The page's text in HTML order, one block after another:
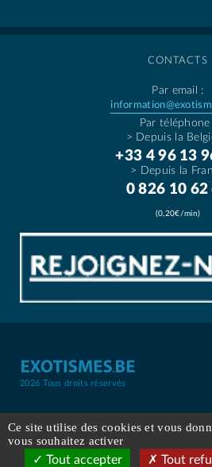
CONTACTS
Par email :
Par téléphone
> Depuis la
+33 4 96 13
> Depuis la
0 826 10 62
(0,20€/min)
2026 Tous droits réservés
Mentions
FAQ
Plan du site
Autorisation d'utilisation
Ce site utilise des cookies et vous
vous souhaitez activer
Tout accepter
Tout